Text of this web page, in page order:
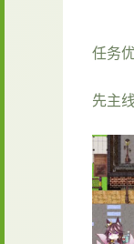
任务
先主